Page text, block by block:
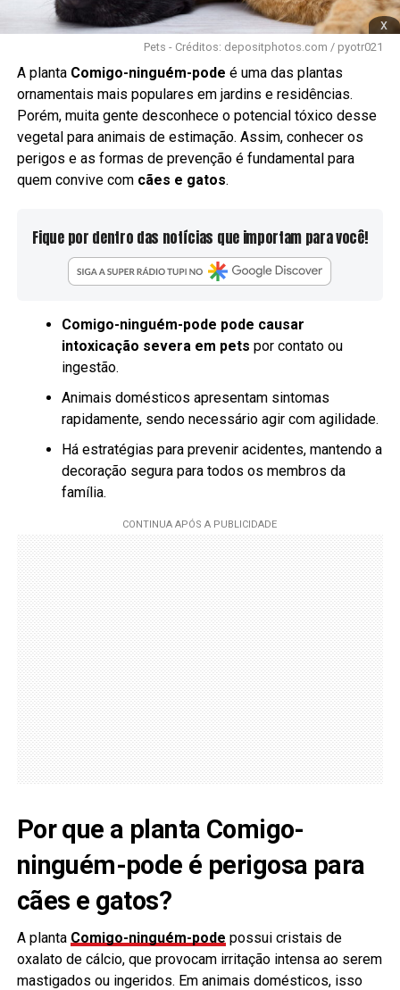
x
Pets - Créditos: depositphotos.com / pyotr021
A planta Comigo-ninguém-pode é uma das plantas
ornamentais mais populares em jardins e residências.
Porém, muita gente desconhece o potencial tóxico desse
vegetal para animais de estimação. Assim, conhecer os
perigos e as formas de prevenção é fundamental para
quem convive com cães e gatos.
Fique por dentro das notícias que importam para você!
Comigo-ninguém-pode pode causar
intoxicação severa em pets por contato ou
ingestão.
Animais domésticos apresentam sintomas
rapidamente, sendo necessário agir com agilidade.
Há estratégias para prevenir acidentes, mantendo a
decoração segura para todos os membros da
família.
Por que a planta Comigo-
ninguém-pode é perigosa para
cães e gatos?
A planta Comigo-ninguém-pode possui cristais de
oxalato de cálcio, que provocam irritação intensa ao serem
mastigados ou ingeridos. Em animais domésticos, isso